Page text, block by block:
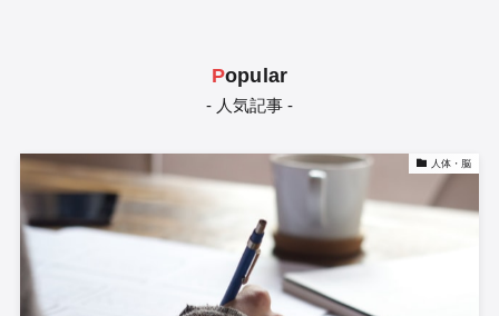
Popular
- 人気記事 -
人体・脳